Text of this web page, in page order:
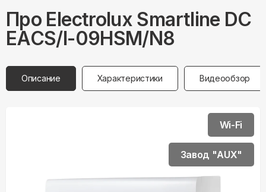
Про Electrolux Smartline DC
EACS/I-09HSM/N8
Описание Характеристики Видеообзор
Wi-Fi
Завод "AUX"